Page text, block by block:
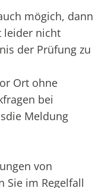
mögich, dann
leider nicht
der Prüfung zu
Ort ohne
bei
Meldung
von
Sie im Regelfall